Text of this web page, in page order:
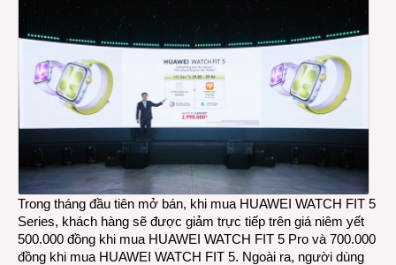
Trong tháng đầu tiên mở bán, khi mua HUAWEI WATCH FIT 5
Series, khách hàng sẽ được giảm trực tiếp trên giá niêm yết
500.000 đồng khi mua HUAWEI WATCH FIT 5 Pro và 700.000
đồng khi mua HUAWEI WATCH FIT 5. Ngoài ra, người dùng